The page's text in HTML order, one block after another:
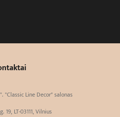
"Classic Line Decor" salonas
19, LT-03111, Vilnius